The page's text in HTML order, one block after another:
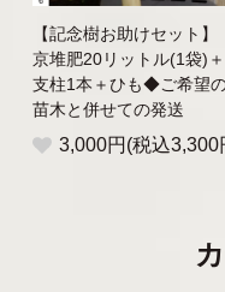
【記念樹お助けセット】
京堆肥20リットル(1袋)＋
支柱1本＋ひも◆ご希望
苗木と併せての発送
3,000円(税込3,300